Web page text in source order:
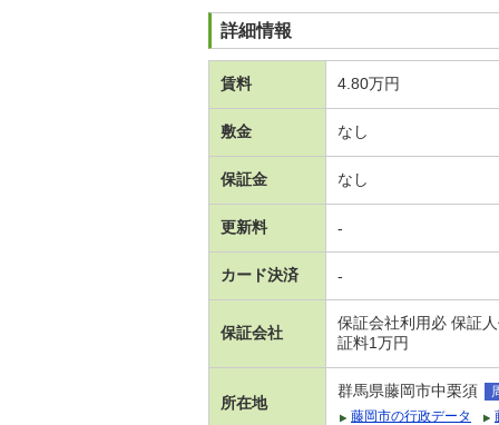
詳細情報
賃料 4.80万円
敷金 なし
保証金 なし
更新料 -
カード決済 -
保証会社
保証会社利用必 保証
証料1万円
所在地
群馬県藤岡市中栗須
藤岡市の行政データ